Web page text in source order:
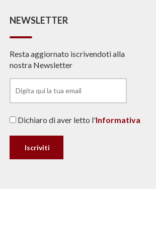
NEWSLETTER
Resta aggiornato iscrivendoti alla
nostra Newsletter
Dichiaro di aver letto l'Informativa